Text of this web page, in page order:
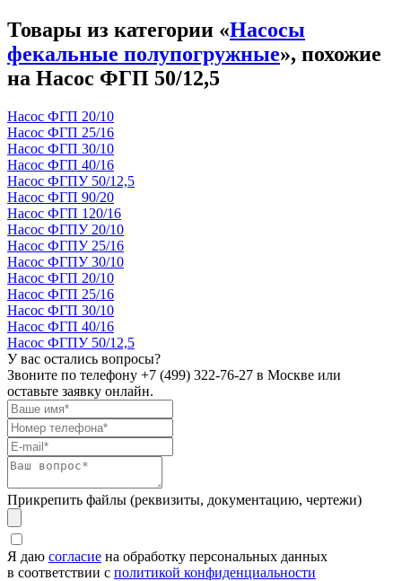
Товары из категории «Насосы
фекальные полупогружные», похожие
на Насос ФГП 50/12,5
Насос ФГП 20/10
Насос ФГП 25/16
Насос ФГП 30/10
Насос ФГП 40/16
Насос ФГПУ 50/12,5
Насос ФГП 90/20
Насос ФГП 120/16
Насос ФГПУ 20/10
Насос ФГПУ 25/16
Насос ФГПУ 30/10
Насос ФГП 20/10
Насос ФГП 25/16
Насос ФГП 30/10
Насос ФГП 40/16
Насос ФГПУ 50/12,5
У вас остались вопросы?
Звоните по телефону +7 (499) 322-76-27 в Москве или
оставьте заявку онлайн.
Прикрепить файлы (реквизиты, документацию, чертежи)
Я даю согласие на обработку персональных данных
в соответствии с политикой конфиденциальности